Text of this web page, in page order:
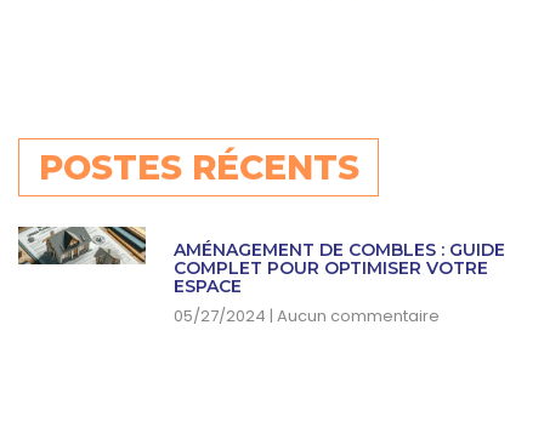
POSTES RÉCENTS
AMÉNAGEMENT DE COMBLES : GUIDE
COMPLET POUR OPTIMISER VOTRE
ESPACE
05/27/2024 Aucun commentaire